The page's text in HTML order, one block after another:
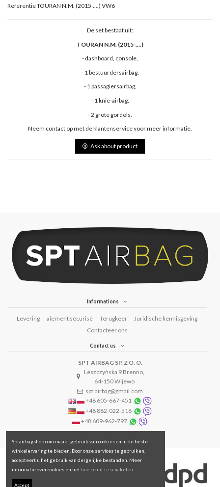
ReferentieTOURAN N.M. (2015-....) VW6
De set bestaat uit:
TOURAN N.M. (2015-....)
- dashboard, console,
- 1 bestuurdersairbag,
- 1 passagiersairbag,
- 1 knie-airbag,
- 2 grote gordels.
Neem contact op met de klantenservice voor meer informatie.
Ask about product
Informations
Levering aiement sécurisé Terugkeer
Juridische kennisgeving
Contacteer ons
Contact us
SPT AIRBAG SP. Z O. O.
Leszczyńska 9 Brenno,
64-150 Wijewo
spt.airbag@gmail.com
+48 605-667-451
+48 882-022-516
+48 609-962-797
Sptairbagshop.com maakt gebruik van cookies om u de beste
winkelervaring te bieden. Door onze services te gebruiken,
accepteert u het gebruik van dergelijke bestanden. Meer
informatie over cookies en het hoe ze uit te schakelen.
Accept